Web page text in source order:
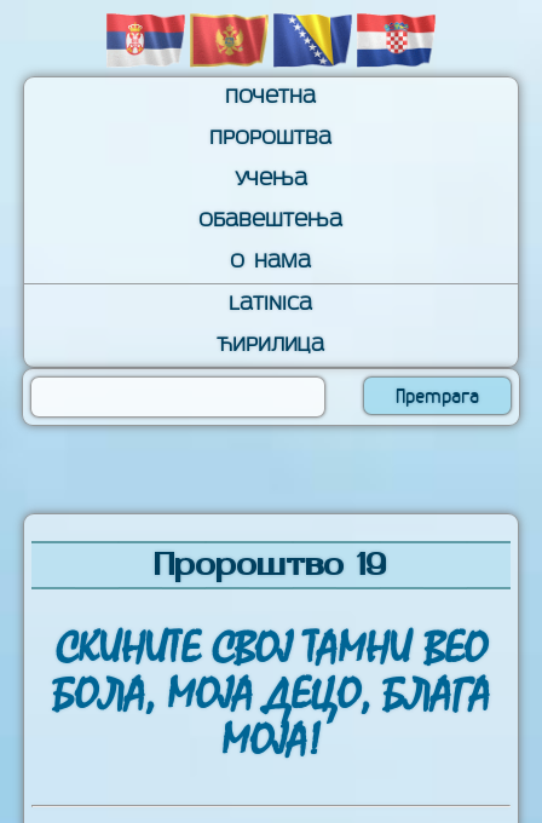
Почетна
Пророштва
Учења
Обавештења
О нама
Latinica
Ћирилица
Пророштво 19
СКИНИТЕ СВОЈ ТАМНИ ВЕО
БОЛА, МОЈА ДЕЦО, БЛАГА
МОЈА!